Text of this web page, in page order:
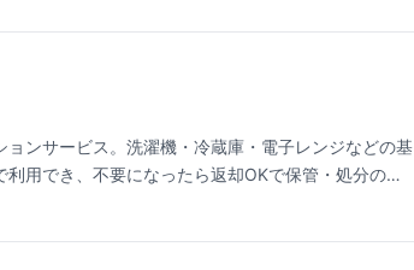
ンサービス。洗濯機・冷蔵庫・電子レンジなどの基
用でき、不要になったら返却OKで保管・処分の手